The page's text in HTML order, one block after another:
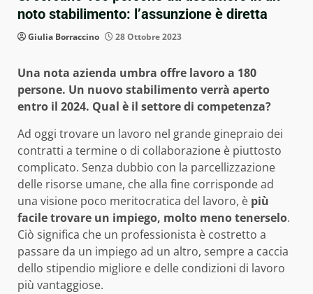
noto stabilimento: l’assunzione è diretta
Giulia Borraccino 28 Ottobre 2023
Una nota azienda umbra offre lavoro a 180
persone. Un nuovo stabilimento verrà aperto
entro il 2024. Qual è il settore di competenza?
Ad oggi trovare un lavoro nel grande ginepraio dei
contratti a termine o di collaborazione è piuttosto
complicato. Senza dubbio con la parcellizzazione
delle risorse umane, che alla fine corrisponde ad
una visione poco meritocratica del lavoro, è più
facile trovare un impiego, molto meno tenerselo.
Ciò significa che un professionista è costretto a
passare da un impiego ad un altro, sempre a caccia
dello stipendio migliore e delle condizioni di lavoro
più vantaggiose.